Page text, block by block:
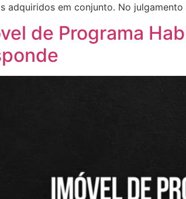
adquiridos em conjunto. No
de Programa